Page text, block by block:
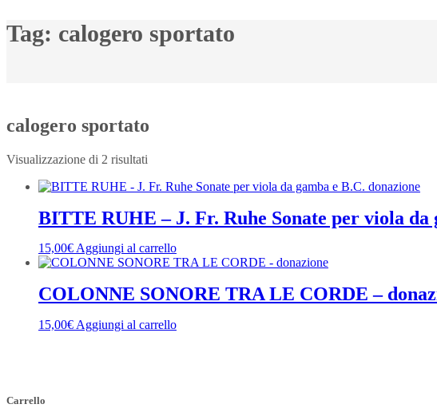
Tag: calogero sportato
calogero sportato
Visualizzazione di 2 risultati
BITTE RUHE – J. Fr. Ruhe Sonate per viola da
15,00€Aggiungi al carrello
COLONNE SONORE TRA LE CORDE –
15,00€ Aggiungi al carrello
Carrello